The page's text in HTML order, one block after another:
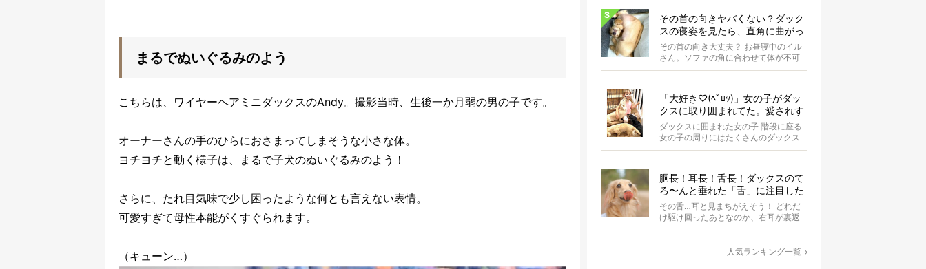
まるでぬいぐるみのよう
こちらは、ワイヤーヘアミニダックスのAndy。撮影当時、生後一か月弱の男の子です。
オーナーさんの手のひらにおさまってしまそうな小さな体。
ヨチヨチと動く様子は、まるで子犬のぬいぐるみのよう！
さらに、たれ目気味で少し困ったような何とも言えない表情。
可愛すぎて母性本能がくすぐられます。
（キューン…）
その首の向きヤバくない？ダック
スの寝姿を見たら、直角に曲がっ
てて二度見した【写真4選】
その首の向き大丈夫？ お昼寝中のイル
さん。ソファの角に合わせて体が不可
解な状態にぐにゃりと曲がっていま
「大好き♡(ﾍﾟﾛｯ)」女の子がダッ
クスに取り囲まれてた。愛されす
ぎな光景が超絶羨ましい！【動
画】
ダックスに囲まれた女の子 階段に座る
女の子の周りにはたくさんのダックス
たちがいます。 女の子はダ...
胴長！耳長！舌長！ダックスのて
ろ〜んと垂れた「舌」に注目した
結果、元気もらった。
その舌…耳と見まちがえそう！ どれだ
け駆け回ったあとなのか、右耳が裏返
ってしまっているAuraちゃん。耳の中
人気ランキング一覧